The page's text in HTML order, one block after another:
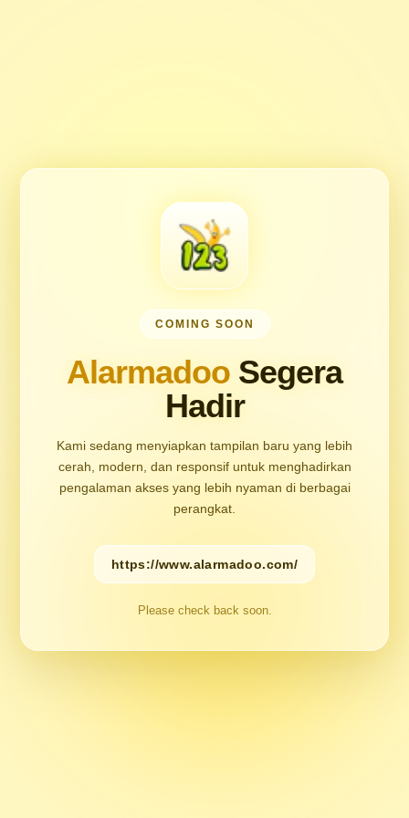
COMING SOON
Alarmadoo Segera
Hadir
Kami sedang menyiapkan tampilan baru yang lebih
cerah, modern, dan responsif untuk menghadirkan
pengalaman akses yang lebih nyaman di berbagai
perangkat.
https://www.alarmadoo.com/
Please check back soon.